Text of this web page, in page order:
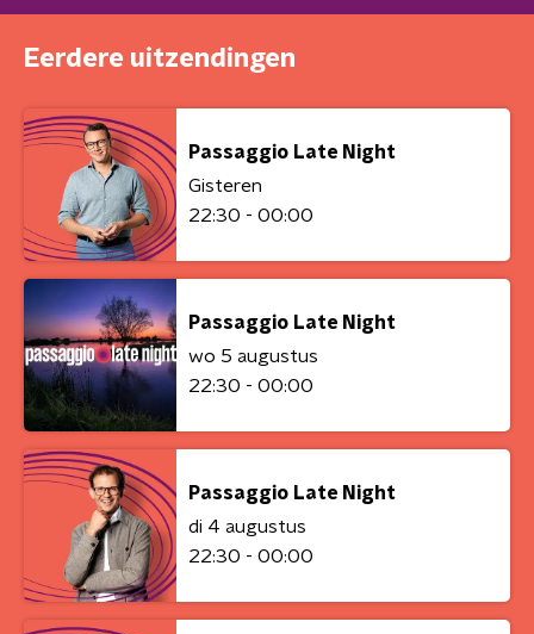
Eerdere uitzendingen
Passaggio Late Night
Gisteren
22:30 - 00:00
Passaggio Late Night
wo 5 augustus
22:30 - 00:00
Passaggio Late Night
di 4 augustus
22:30 - 00:00